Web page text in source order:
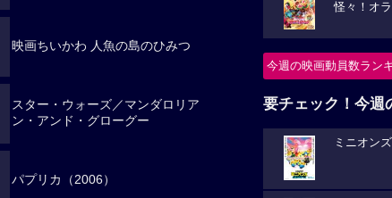
映画ちいかわ 人魚の島のひみつ
スター・ウォーズ／マンダロリア
ン・アンド・グローグー
パプリカ（2006）
怪々！オ
今週の映画動員数ラン
要チェック！今週
ミニオン